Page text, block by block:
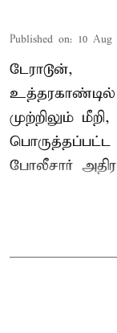
Published on: 10 Aug
டேராடூன்,
உத்தரகாண்டில்
முற்றிலும்
பொருத்தப்பட்ட
போலீசார்